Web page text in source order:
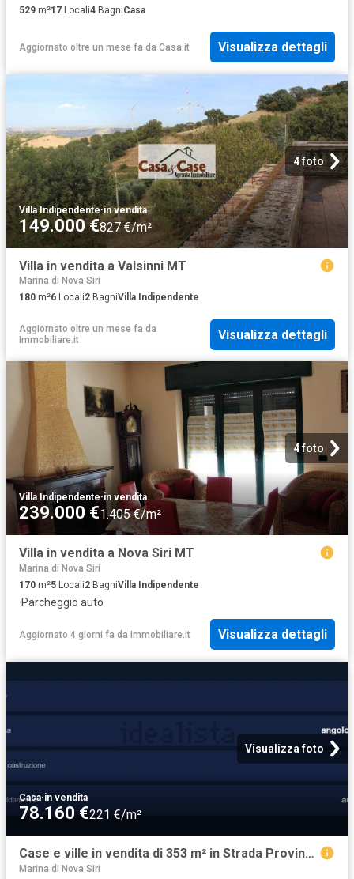
529 m²17 Locali4 BagniCasa
Aggiornato oltre un mese fa da Casa.it Visualizza dettagli
4 foto
Villa Indipendente·in vendita
149.000 €827 €/m²
Villa in vendita a Valsinni MT
Marina di Nova Siri
180 m²6 Locali2 BagniVilla Indipendente
Aggiornato oltre un mese fa da
Immobiliare.it
Visualizza dettagli
4 foto
Villa Indipendente·in vendita
239.000 €1.405 €/m²
Villa in vendita a Nova Siri MT
Marina di Nova Siri
170 m²5 Locali2 BagniVilla Indipendente
·Parcheggio auto
Aggiornato 4 giorni fa da Immobiliare.it Visualizza dettagli
Visualizza foto
Casa·in vendita
78.160 €221 €/m²
Case e ville in vendita di 353 m² in Strada Provinciale San Pietro Tascione, 1
Marina di Nova Siri